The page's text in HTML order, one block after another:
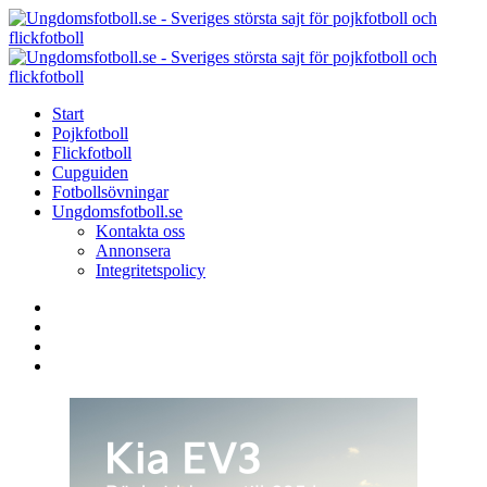
Menu
Search
Menu
Start
Pojkfotboll
Flickfotboll
Cupguiden
Fotbollsövningar
Ungdomsfotboll.se
Kontakta oss
Annonsera
Integritetspolicy